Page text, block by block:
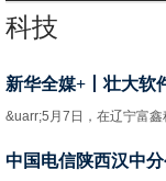
科技
新华全媒+丨壮大软
&uarr;5月7日，在辽宁富
中国电信陕西汉中